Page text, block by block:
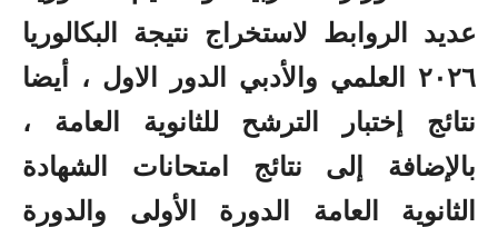
عديد الروابط لاستخراج نتيجة البكالوريا
٢٠٢٦ العلمي والأدبي الدور الاول ، أيضا
نتائج إختبار الترشح للثانوية العامة ،
بالإضافة إلى نتائج امتحانات الشهادة
الثانوية العامة الدورة الأولى والدورة